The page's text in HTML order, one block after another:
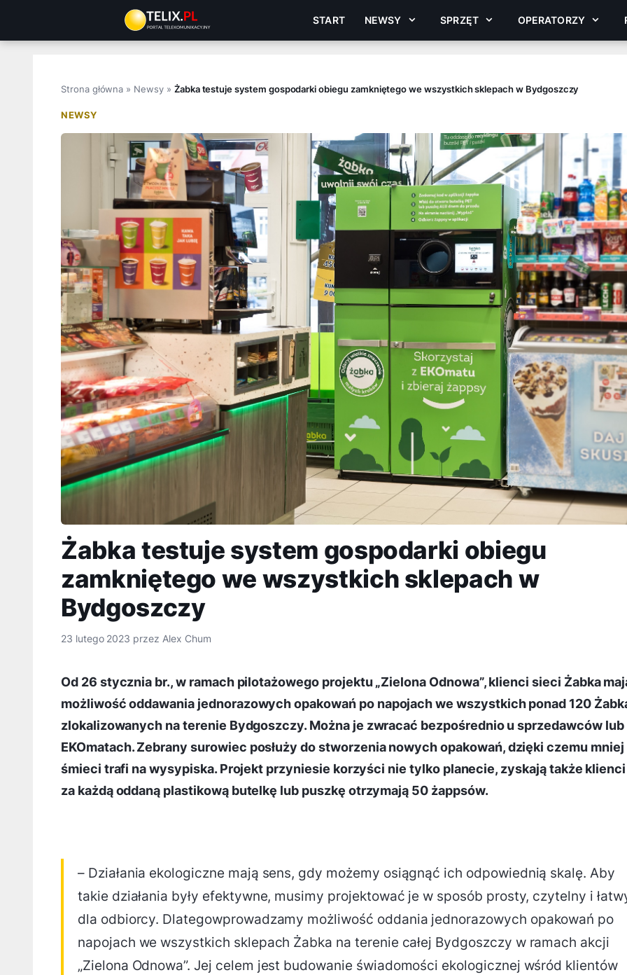
treści
START NEWSY SPRZĘT OPERATORZY
Strona główna » Newsy» Żabka testuje system gospodarki obiegu zamkniętego we wszystkich sklepach w Bydgoszczy
NEWSY
Żabka testuje system gospodarki obiegu
zamkniętego we wszystkich sklepach w
Bydgoszczy
23 lutego 2023 przez Alex Chum
Od 26 stycznia br., w ramach pilotażowego projektu „Zielona Odnowa”, klienci sieci Żabka
możliwość oddawania jednorazowych opakowań po napojach we wszystkich ponad 120
zlokalizowanych na terenie Bydgoszczy. Można je zwracać bezpośrednio u sprzedawców lub
EKOmatach. Zebrany surowiec posłuży do stworzenia nowych opakowań, dzięki czemu mniej
śmieci trafi na wysypiska. Projekt przyniesie korzyści nie tylko planecie, zyskają także klienci
za każdą oddaną plastikową butelkę lub puszkę otrzymają 50 żappsów.
– Działania ekologiczne mają sens, gdy możemy osiągnąć ich odpowiednią skalę. Aby
takie działania były efektywne, musimy projektować je w sposób prosty, czytelny i
dla odbiorcy. Dlategowprowadzamy możliwość oddania jednorazowych opakowań po
napojach we wszystkich sklepach Żabka na terenie całej Bydgoszczy w ramach akcji
„Zielona Odnowa”. Jej celem jest budowanie świadomości ekologicznej wśród klientów